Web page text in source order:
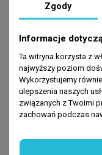
Zapisz się
-10% na
podaj swój e-mail:
Zgody
Informacje
Ta witryna korzysta z
najwyższy poziom
Wykorzystujemy
ulepszenia naszych
związanych z Twoimi
zachowań podczas